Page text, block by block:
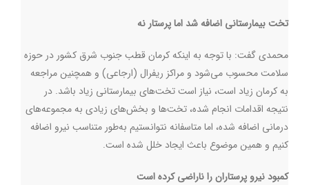
تخت بیمارستانی اضافه شد اما پرستار نه
محمدی گفت: با توجه به اینکه کرمان قطب جنوب شرق کشور در حوزه
سلامت محسوب می‌شود و مراکز ریفرال (ارجاعی) و همچنین مراجعه
به کرمان زیاد است، نیاز است تخت‌های بیمارستانی زیاد باشد. در
نتیجه اقدامات انجام شده، تخت‌ها و بخش‌های زیادی به مجموعه‌های
درمانی اضافه شده، اما متاسفانه نتوانستیم به‌طور متناسب نیرو اضافه
کنیم و همین موضوع باعث ایجاد خلل شده است.
کمبود نیرو پرستاران را ناراضی کرده است